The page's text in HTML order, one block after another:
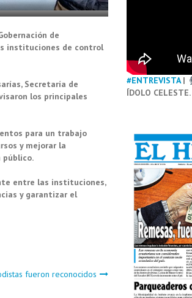
de
instituciones de control
Secretaría de
los principales
para un trabajo
y mejorar la
público.
entre las instituciones,
y garantizar el
fueron reconocidos
#ENTREVISTA|
ÍDOLO